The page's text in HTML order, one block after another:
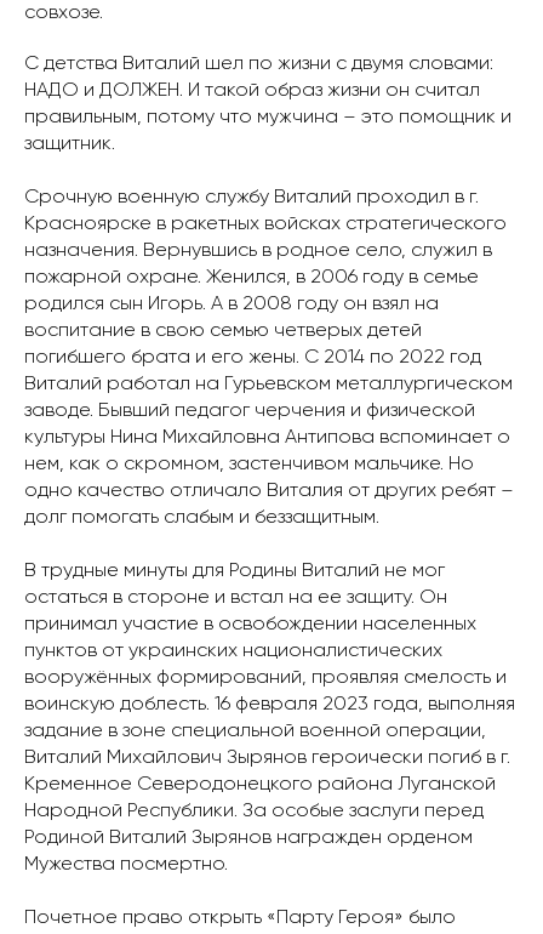
совхозе.
С детства Виталий шел по жизни с двумя словами:
НАДО и ДОЛЖЕН. И такой образ жизни он считал
правильным, потому что мужчина – это помощник и
защитник.
Срочную военную службу Виталий проходил в г.
Красноярске в ракетных войсках стратегического
назначения. Вернувшись в родное село, служил в
пожарной охране. Женился, в 2006 году в семье
родился сын Игорь. А в 2008 году он взял на
воспитание в свою семью четверых детей
погибшего брата и его жены. С 2014 по 2022 год
Виталий работал на Гурьевском металлургическом
заводе. Бывший педагог черчения и физической
культуры Нина Михайловна Антипова вспоминает о
нем, как о скромном, застенчивом мальчике. Но
одно качество отличало Виталия от других ребят –
долг помогать слабым и беззащитным.
В трудные минуты для Родины Виталий не мог
остаться в стороне и встал на ее защиту. Он
принимал участие в освобождении населенных
пунктов от украинских националистических
вооружённых формирований, проявляя смелость и
воинскую доблесть. 16 февраля 2023 года, выполняя
задание в зоне специальной военной операции,
Виталий Михайлович Зырянов героически погиб в г.
Кременное Северодонецкого района Луганской
Народной Республики. За особые заслуги перед
Родиной Виталий Зырянов награжден орденом
Мужества посмертно.
Почетное право открыть «Парту Героя» было